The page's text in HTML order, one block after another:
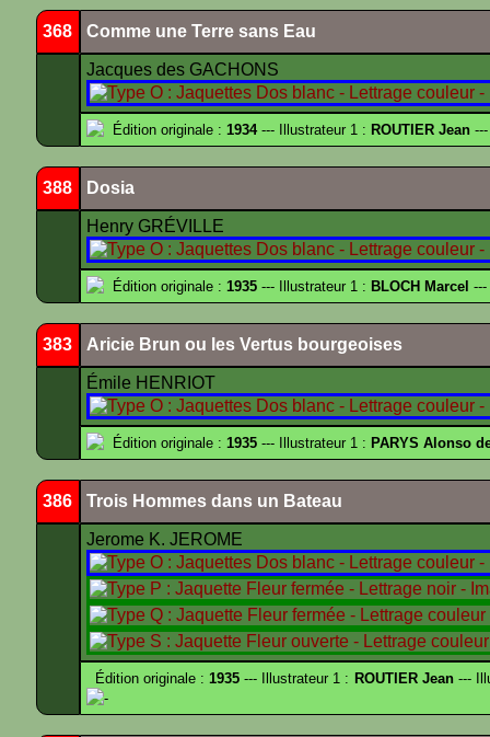
368 Comme une Terre sans Eau
Jacques des GACHONS
Édition originale : 1934--- Illustrateur 1 : ROUTIER Jean ---
388 Dosia
Henry GRÉVILLE
Édition originale : 1935 --- Illustrateur 1 : BLOCH Marcel ---
383 Aricie Brun ou les Vertus bourgeoises
Émile HENRIOT
Édition originale : 1935 --- Illustrateur 1 : PARYS Alonso
386 Trois Hommes dans un Bateau
Jerome K. JEROME
Édition originale :1935 --- Illustrateur 1 : ROUTIER Jean---
-